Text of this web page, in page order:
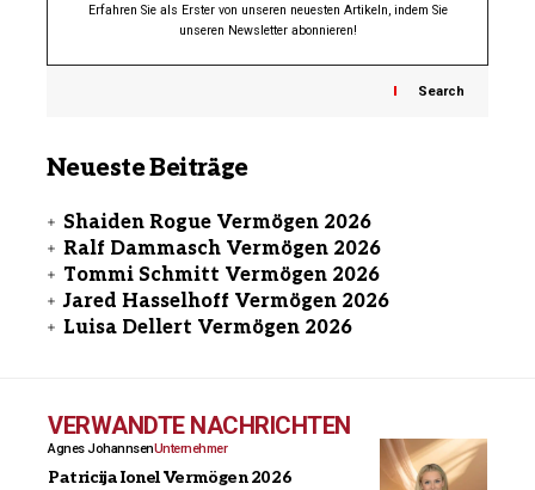
Erfahren Sie als Erster von unseren neuesten Artikeln, indem Sie
unseren Newsletter abonnieren!
Search
Neueste Beiträge
Shaiden Rogue Vermögen 2026
Ralf Dammasch Vermögen 2026
Tommi Schmitt Vermögen 2026
Jared Hasselhoff Vermögen 2026
Luisa Dellert Vermögen 2026
VERWANDTE NACHRICHTEN
Agnes JohannsenUnternehmer
Patricija Ionel Vermögen 2026